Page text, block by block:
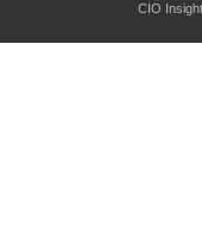
CIO